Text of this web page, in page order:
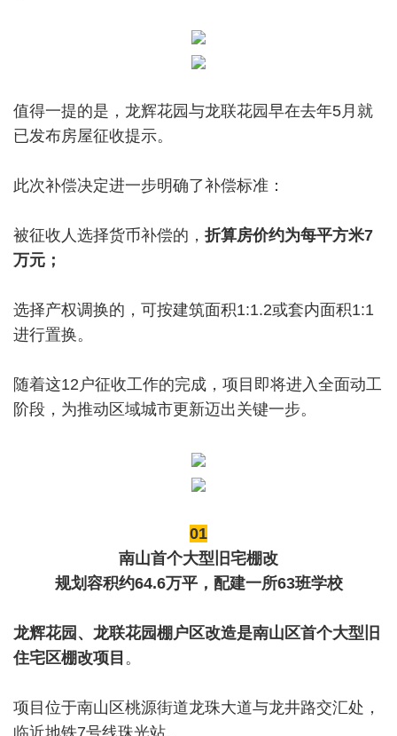
值得一提的是，龙辉花园与龙联花园早在去年5月就
已发布房屋征收提示。
此次补偿决定进一步明确了补偿标准：
被征收人选择货币补偿的， 折算房价约为每平方米7
万元；
选择产权调换的，可按建筑面积1:1.2或套内面积1:1
进行置换。
随着这12户征收工作的完成，项目即将进入全面动工
阶段，为推动区域城市更新迈出关键一步。
01
南山首个大型旧宅棚改
规划容积约64.6万平， 配建一所63班学校
龙辉花园、龙联花园棚户区改造是南山区首个大型旧
住宅区棚改项目 。
项目位于南山区桃源街道龙珠大道与龙井路交汇处，
临近地铁7号线珠光站。